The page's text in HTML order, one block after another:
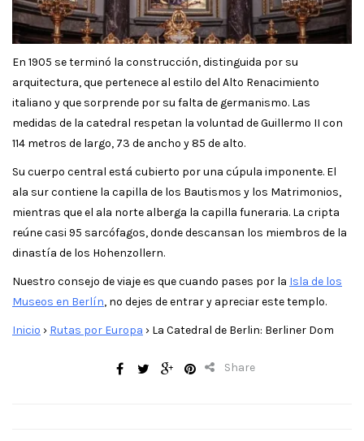
En 1905 se terminó la construcción, distinguida por su
arquitectura, que pertenece al estilo del Alto Renacimiento
italiano y que sorprende por su falta de germanismo. Las
medidas de la catedral respetan la voluntad de Guillermo II con
114 metros de largo, 73 de ancho y 85 de alto.
Su cuerpo central está cubierto por una cúpula imponente. El
ala sur contiene la capilla de los Bautismos y los Matrimonios,
mientras que el ala norte alberga la capilla funeraria. La cripta
reúne casi 95 sarcófagos, donde descansan los miembros de la
dinastía de los Hohenzollern.
Nuestro consejo de viaje es que cuando pases por la Isla de los
Museos en Berlín, no dejes de entrar y apreciar este templo.
Inicio › Rutas por Europa › La Catedral de Berlin: Berliner Dom
Share